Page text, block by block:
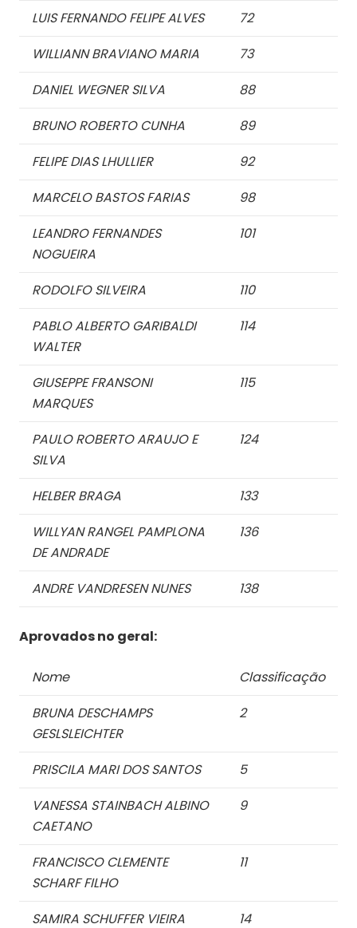
LUIS FERNANDO FELIPE ALVES
72
WILLIANN BRAVIANO MARIA
73
DANIEL WEGNER SILVA
88
BRUNO ROBERTO CUNHA
89
FELIPE DIAS LHULLIER
92
MARCELO BASTOS FARIAS
98
LEANDRO FERNANDES
NOGUEIRA
101
RODOLFO SILVEIRA
110
PABLO ALBERTO GARIBALDI
WALTER
114
GIUSEPPE FRANSONI
MARQUES
115
PAULO ROBERTO ARAUJO E
SILVA
124
HELBER BRAGA
133
WILLYAN RANGEL PAMPLONA
DE ANDRADE
136
ANDRE VANDRESEN NUNES 138
Aprovados no geral:
Nome
Classificação
BRUNA DESCHAMPS
GESLSLEICHTER
2
PRISCILA MARI DOS SANTOS
5
VANESSA STAINBACH ALBINO
CAETANO
9
FRANCISCO CLEMENTE
SCHARF FILHO
11
SAMIRA SCHUFFER VIEIRA 14